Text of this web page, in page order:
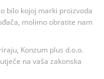
bilo kojoj marki proizvoda
molimo obratite nam
Konzum plus d.o.o.
na vaša zakonska